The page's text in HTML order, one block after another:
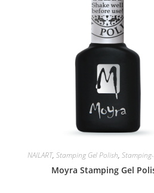
NAILART, Stamping Gel Polish,
Moyra Stamping Gel